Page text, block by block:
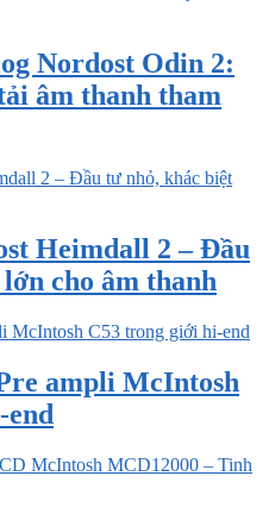
Nordost Odin 2:
âm thanh tham
Heimdall 2 – Đầu
cho âm thanh
ampli McIntosh
end